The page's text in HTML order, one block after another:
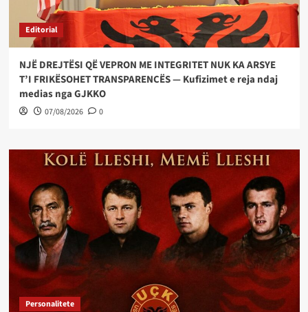
Editorial
NJË DREJTËSI QË VEPRON ME INTEGRITET NUK KA ARSYE
T’I FRIKËSOHET TRANSPARENCËS — Kufizimet e reja ndaj
medias nga GJKKO
07/08/2026 0
Personalitete